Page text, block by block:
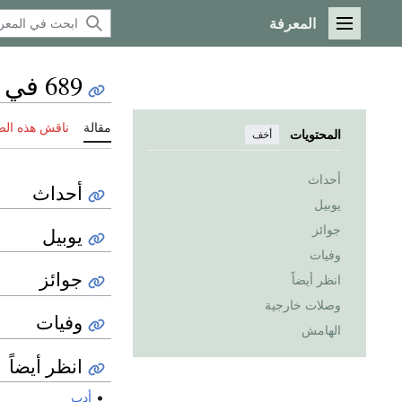
القائمة الرئيسية
المعرفة
المحتويات أخف
أحداث
يوبيل
جوائز
وفيات
انظر أيضاً
وصلات خارجية
الهامش
689 في الأدب
مقالة ناقش هذه
أحداث
يوبيل
جوائز
وفيات
انظر أيضاً
أدب